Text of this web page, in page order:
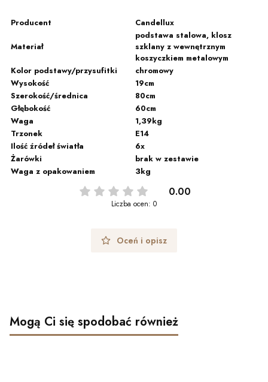
Producent Candellux
Materiał
podstawa stalowa, klosz
szklany z wewnętrznym
koszyczkiem metalowym
Kolor podstawy/przysufitki
chromowy
Wysokość
19cm
Szerokość/średnica
80cm
Głębokość
60cm
Waga
1,39kg
Trzonek
E14
Ilość źródeł światła
6x
Żarówki
brak w zestawie
Waga z opakowaniem
3kg
0.00
Liczba ocen: 0
Oceń i opisz
Mogą Ci się spodobać również